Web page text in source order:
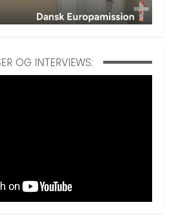
OG INTERVIEWS: